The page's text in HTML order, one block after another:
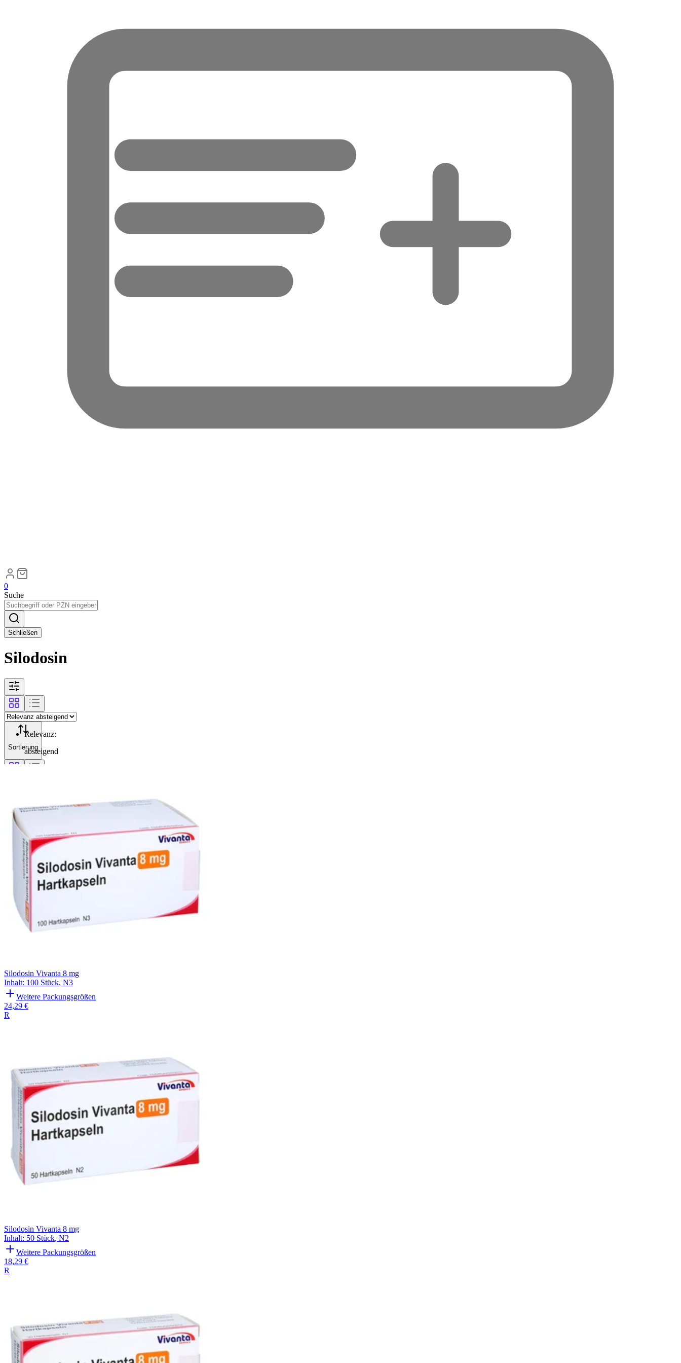
0
Suche
Schließen
Silodosin
Sortierung
Relevanz:
absteigend
Silodosin Vivanta 8 mg
Inhalt: 100 Stück, N3
Weitere Packungsgrößen
24,29 €
R
Silodosin Vivanta 8 mg
Inhalt: 50 Stück, N2
Weitere Packungsgrößen
18,29 €
R